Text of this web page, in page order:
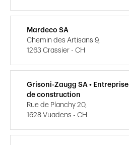
Mardeco SA
Chemin des Artisans 9,
1263 Crassier - CH
Grisoni-Zaugg SA • Entreprise
de construction
Rue de Planchy 20,
1628 Vuadens - CH